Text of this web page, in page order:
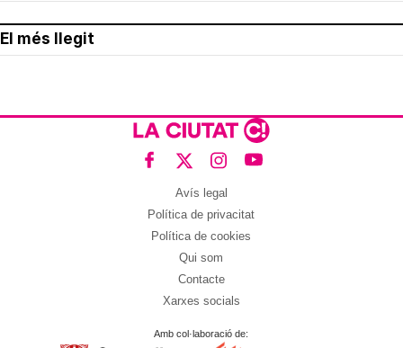
El més llegit
Avís legal
Política de privacitat
Política de cookies
Qui som
Contacte
Xarxes socials
Amb col·laboració de: